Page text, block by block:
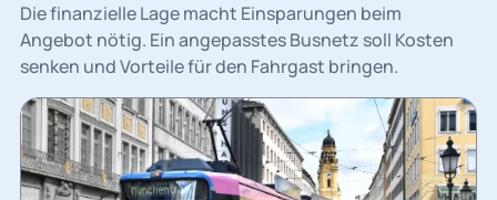
Die finanzielle Lage macht Einsparungen beim
Angebot nötig. Ein angepasstes Busnetz soll Kosten
senken und Vorteile für den Fahrgast bringen.